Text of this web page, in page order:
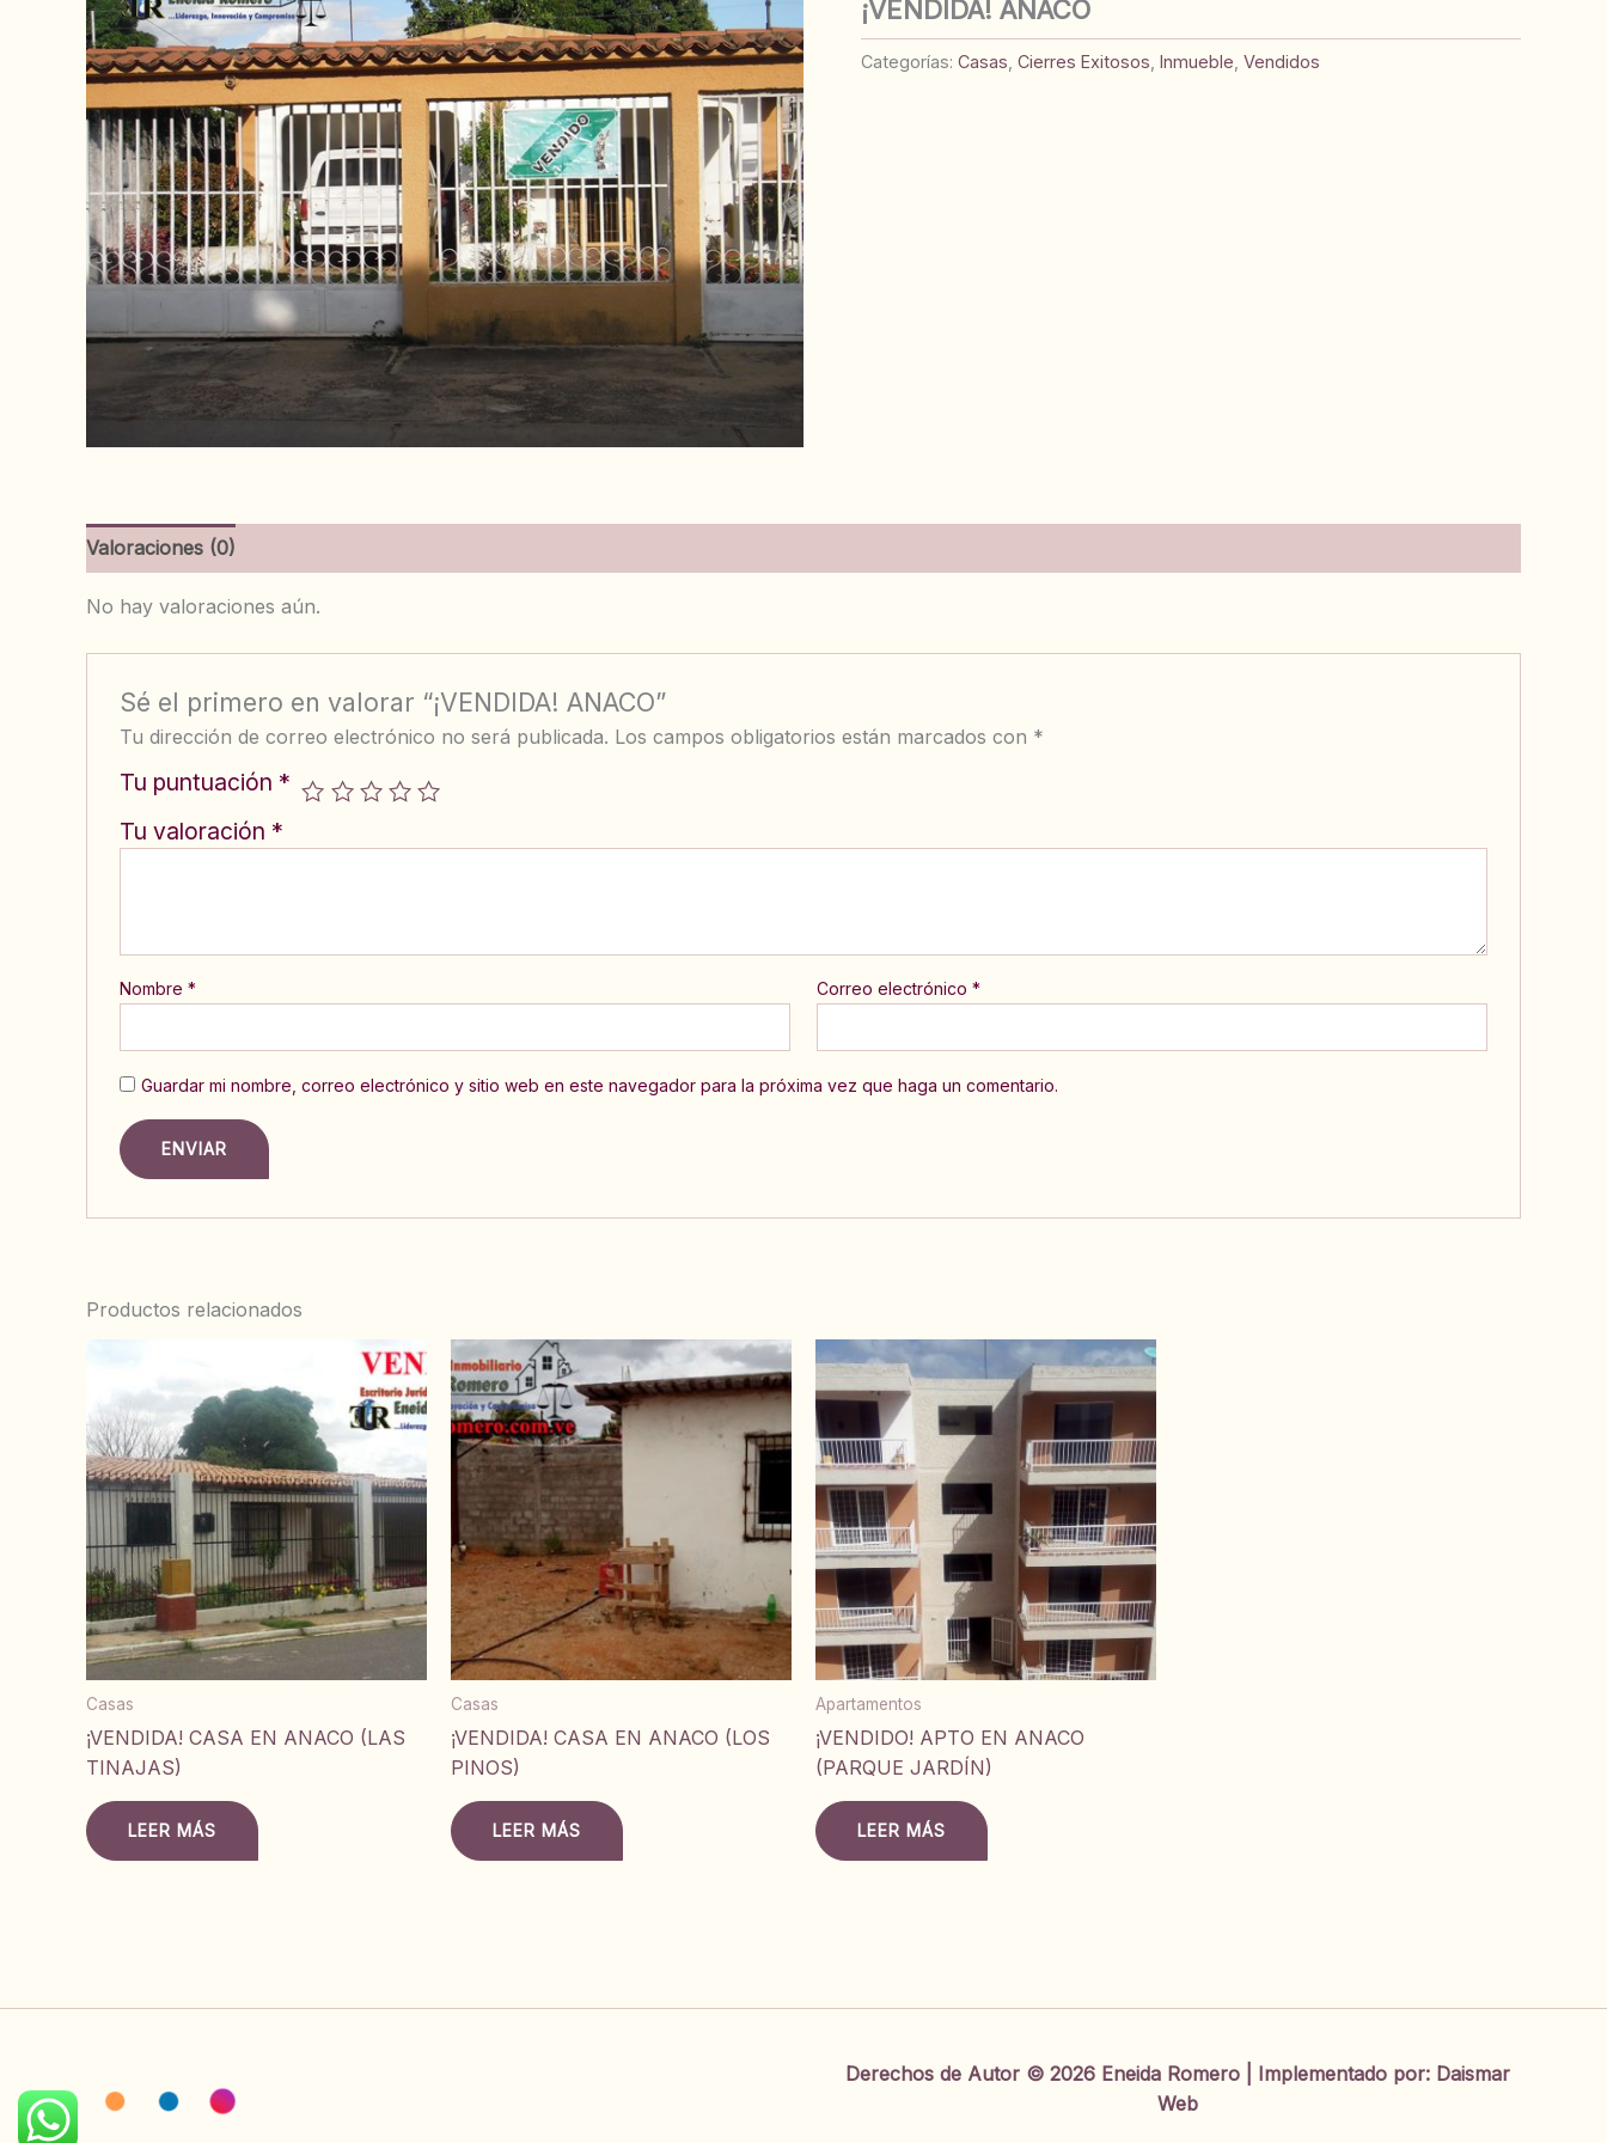
¡VENDIDA! ANACO
Categorías: Casas Cierres Exitosos Inmueble Vendidos
Valoraciones (0)
No hay valoraciones aún.
Sé el primero en valorar “¡VENDIDA! ANACO”
Tu dirección de correo electrónico no será publicada. Los campos obligatorios están marcados con *
Tu puntuación *
Tu valoración *
Nombre * Correo electrónico*
Guardar mi nombre, correo electrónico y sitio web en este navegador para la próxima vez que haga un comentario.
Productos relacionados
Casas
¡VENDIDA! CASA EN ANACO (LAS
TINAJAS)
LEER MÁS
Casas
¡VENDIDA! CASA EN ANACO (LOS
PINOS)
LEER MÁS
Apartamentos
¡VENDIDO! APTO EN ANACO
(PARQUE JARDÍN)
LEER MÁS
Derechos de Autor © 2026 Eneida Romero | Implementado por: Daismar
Web